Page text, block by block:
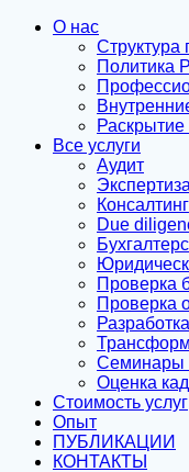
О нас
Структура
Политика
Все услуги
Аудит
Экспертиза
Консалтинг
Due
Проверка
Проверка
Семинары
Оценка
Стоимость услуг
Опыт
ПУБЛИКАЦИИ
КОНТАКТЫ